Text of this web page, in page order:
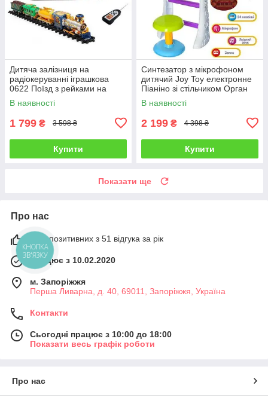
Дитяча залізниця на
радіокеруванні іграшкова
0622 Поїзд з рейками на
управлінні Паровозики Від 3
років
В наявності
1 799 ₴ 3 598 ₴
Купити
Синтезатор з мікрофоном
дитячий Joy Toy електронне
Піаніно зі стільчиком Орган
музичний для дітей
Блакитний
В наявності
2 199 ₴ 4 398 ₴
Купити
Показати ще
Про нас
96% позитивних з 51 відгука за рік
Працює з 10.02.2020
м. Запоріжжя
Перша Ливарна, д. 40, 69011, Запоріжжя, Україна
Контакти
Сьогодні працює з 10:00 до 18:00
Показати весь графік роботи
Про нас
КНОПКА
ЗВ'ЯЗКУ